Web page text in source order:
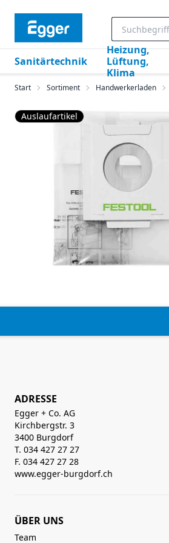
Sanitärtechnik
Heizung,
Lüftung,
Klima
Start Sortiment Handwerkerladen
Auslaufartikel
ADRESSE
Egger + Co. AG
Kirchbergstr. 3
3400 Burgdorf
T. 034 427 27 27
F. 034 427 27 28
www.egger-burgdorf.ch
ÜBER UNS
Team